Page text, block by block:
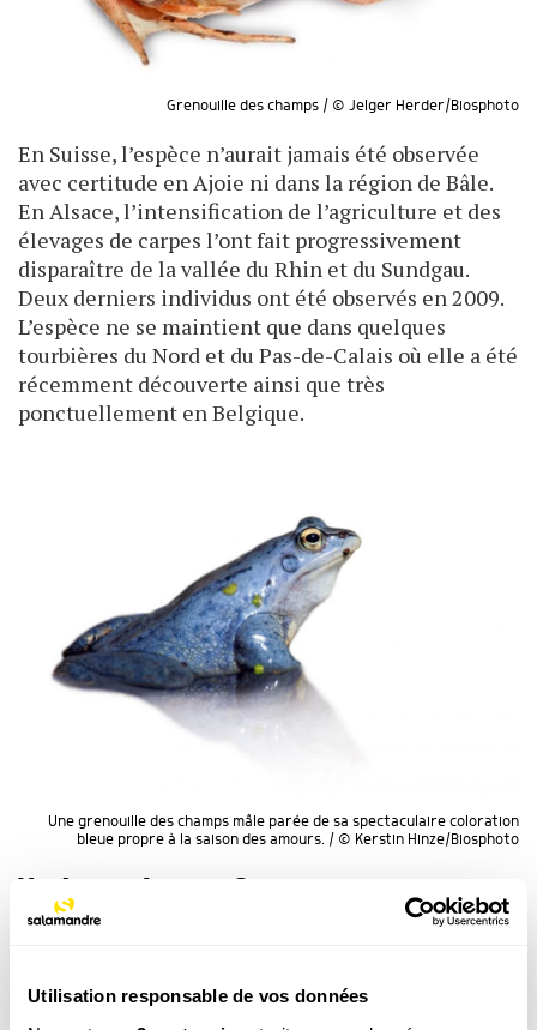
Utilisation responsable de vos données
Grenouille des champs / © Jelger Herder/Biosphoto
En Suisse, l’espèce n’aurait jamais été observée
avec certitude en Ajoie ni dans la région de Bâle.
En Alsace, l’intensification de l’agriculture et des
élevages de carpes l’ont fait progressivement
disparaître de la vallée du Rhin et du Sundgau.
Deux derniers individus ont été observés en 2009.
L’espèce ne se maintient que dans quelques
tourbières du Nord et du Pas-de-Calais où elle a été
récemment découverte ainsi que très
ponctuellement en Belgique.
Une grenouille des champs mâle parée de sa spectaculaire coloration
bleue propre à la saison des amours. / © Kerstin Hinze/Biosphoto
Vertes ou brunes ?
de leur peau est plutôt brune, parfois rouge, jaune